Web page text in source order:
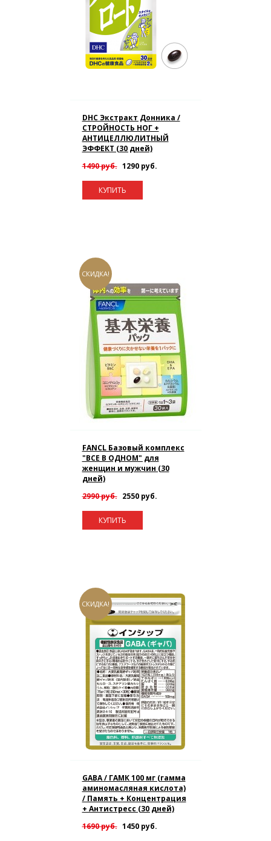
DHC Экстракт Донника /
СТРОЙНОСТЬ НОГ +
АНТИЦЕЛЛЮЛИТНЫЙ
ЭФФЕКТ (30 дней)
1490 руб. 1290 руб.
КУПИТЬ
СКИДКА!
FANCL Базовый комплекс
"ВСЕ В ОДНОМ" для
женщин и мужчин (30
дней)
2990 руб. 2550 руб.
КУПИТЬ
СКИДКА!
GABA / ГАМК 100 мг (гамма
аминомасляная кислота)
/ Память + Концентрация
+ Антистресс (30 дней)
1690 руб. 1450 руб.